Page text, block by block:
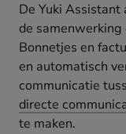
De Yuki Assistant
de
Bonnetjes en
en automatisch
communicatie
directe
te maken.